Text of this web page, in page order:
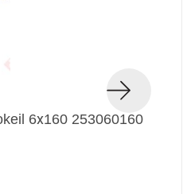
6х160 253060160